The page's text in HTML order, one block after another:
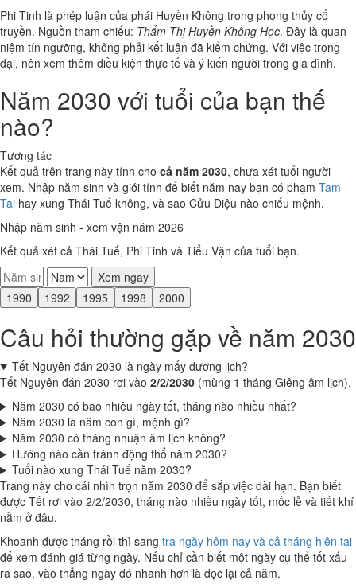
Phi Tinh là phép luận của phái Huyền Không trong phong thủy cổ
truyền. Nguồn tham chiếu: Thẩm Thị Huyền Không Học. Đây là quan
niệm tín ngưỡng, không phải kết luận đã kiểm chứng. Với việc trọng
đại, nên xem thêm điều kiện thực tế và ý kiến người trong gia đình.
Năm 2030 với tuổi của bạn thế
nào?
Tương tác
Kết quả trên trang này tính cho cả năm 2030, chưa xét tuổi người
xem. Nhập năm sinh và giới tính để biết năm nay bạn có phạm Tam
Tai hay xung Thái Tuế không, và sao Cửu Diệu nào chiếu mệnh.
Nhập năm sinh - xem vận năm 2026
Kết quả xét cả Thái Tuế, Phi Tinh và Tiểu Vận của tuổi bạn.
Xem ngay
1990
1992 1995 1998 2000
Câu hỏi thường gặp về năm 2030
Tết Nguyên đán 2030 là ngày mấy dương lịch?
Tết Nguyên đán 2030 rơi vào 2/2/2030 (mùng 1 tháng Giêng âm lịch).
Năm 2030 có bao nhiêu ngày tốt, tháng nào nhiều nhất?
Năm 2030 là năm con gì, mệnh gì?
Năm 2030 có tháng nhuận âm lịch không?
Hướng nào cần tránh động thổ năm 2030?
Tuổi nào xung Thái Tuế năm 2030?
Trang này cho cái nhìn trọn năm 2030 để sắp việc dài hạn. Bạn biết
được Tết rơi vào 2/2/2030, tháng nào nhiều ngày tốt, mốc lễ và tiết khí
nằm ở đâu.
Khoanh được tháng rồi thì sang tra ngày hôm nay và cả tháng hiện tại
để xem đánh giá từng ngày. Nếu chỉ cần biết một ngày cụ thể tốt xấu
ra sao, vào thẳng ngày đó nhanh hơn là đọc lại cả năm.